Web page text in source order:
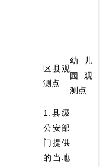
区县观
测点
幼儿
园观
测点
1.县级
公安部
门提供
的当地